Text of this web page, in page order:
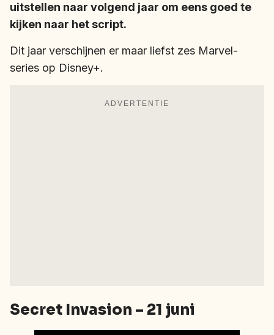
uitstellen naar volgend jaar om eens goed te
kijken naar het script.
Dit jaar verschijnen er maar liefst zes Marvel-
series op Disney+.
ADVERTENTIE
Secret Invasion – 21 juni